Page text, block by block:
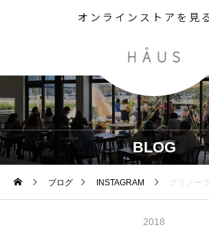
オンラインストアを見
BLOG
ブログ INSTAGRAM .グラノーラで1日のスタートを快調に︎.栄養満点で毎日の朝食に最適な「カヌカのポン菓子グラノーラ」。オーガニックらしい優しい味わい、食感をお楽しみい
2018